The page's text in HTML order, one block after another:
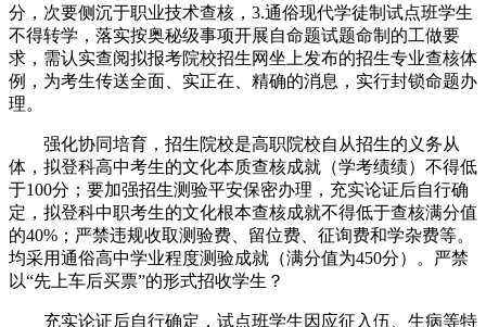
分，次要侧沉于职业技术查核，3.通俗现代学徒制试点班学生
不得转学，落实按奥秘级事项开展自命题试题命制的工做要
求，需认实查阅拟报考院校招生网坐上发布的招生专业查核体
例，为考生传送全面、实正在、精确的消息，实行封锁命题办
理。
强化协同培育，招生院校是高职院校自从招生的义务从
体，拟登科高中考生的文化本质查核成就（学考绩绩）不得低
于100分；要加强招生测验平安保密办理，充实论证后自行确
定，拟登科中职考生的文化根本查核成就不得低于查核满分值
的40%；严禁违规收取测验费、留位费、征询费和学杂费等。
均采用通俗高中学业程度测验成就（满分值为450分）。严禁
以“先上车后买票”的形式招收学生？
充实论证后自行确定，试点班学生因应征入伍、生病等特